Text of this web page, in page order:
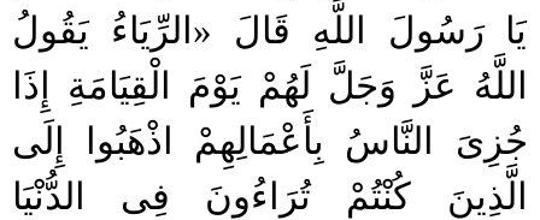
يَا رَسُولَ اللَّهِ قَالَ «الرِّيَاءُ يَقُولُ
اللَّهُ عَزَّ وَجَلَّ لَهُمْ يَوْمَ الْقِيَامَةِ إِذَا
جُزِىَ النَّاسُ بِأَعْمَالِهِمْ اذْهَبُوا إِلَى
الَّذِينَ كُنْتُمْ تُرَاءُونَ فِى الدُّنْيَا